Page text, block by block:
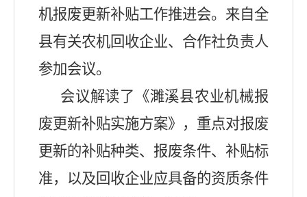
机报废更新补贴工作推进会。来自全
县有关农机回收企业、合作社负责人
参加会议。
会议解读了《濉溪县农业机械报
废更新补贴实施方案》，重点对报废
更新的补贴种类、报废条件、补贴标
准，以及回收企业应具备的资质条件